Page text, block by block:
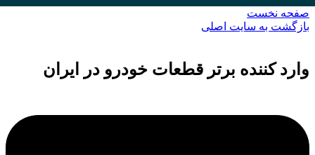
صفحه نخست
بازگشت به سایت اصلی
وارد کننده برتر قطعات خودرو در ایران